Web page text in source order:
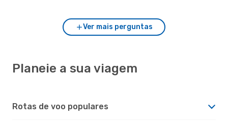
Ver mais perguntas
Planeie a sua viagem
Rotas de voo populares